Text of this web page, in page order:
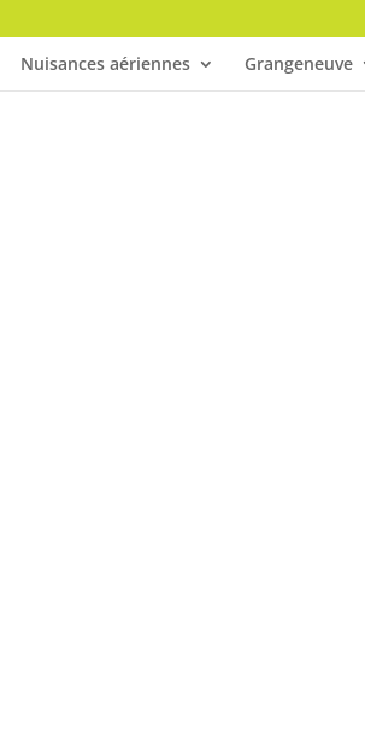
Nuisances aériennes Grangeneuve